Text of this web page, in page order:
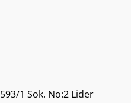
1 Sok. No:2 Lider